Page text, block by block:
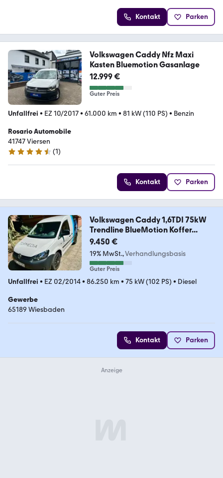
Kontakt Parken
Volkswagen Caddy Nfz Maxi
Kasten Bluemotion Gasanlage
12.999 €
Guter Preis
Unfallfrei • EZ 10/2017• 61.000 km • 81 kW (110 PS) • Benzin
Rosario Automobile
41747 Viersen
4.5 Sterne
(1)
Kontakt Parken
Volkswagen Caddy 1,6TDI 75kW
Trendline BlueMotion Koffer...
9.450 €
19% MwSt. Verhandlungsbasis
Guter Preis
Unfallfrei • EZ 02/2014• 86.250 km • 75 kW (102 PS) • Diesel
Gewerbe
65189 Wiesbaden
Kontakt Parken